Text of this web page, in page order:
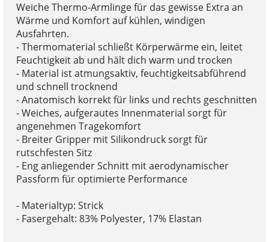
Weiche Thermo-Armlinge für das gewisse Extra an
Wärme und Komfort auf kühlen, windigen
Ausfahrten.
- Thermomaterial schließt Körperwärme ein, leitet
Feuchtigkeit ab und hält dich warm und trocken
- Material ist atmungsaktiv, feuchtigkeitsabführend
und schnell trocknend
- Anatomisch korrekt für links und rechts geschnitten
- Weiches, aufgerautes Innenmaterial sorgt für
angenehmen Tragekomfort
- Breiter Gripper mit Silikondruck sorgt für
rutschfesten Sitz
- Eng anliegender Schnitt mit aerodynamischer
Passform für optimierte Performance
- Materialtyp: Strick
- Fasergehalt: 83% Polyester, 17% Elastan